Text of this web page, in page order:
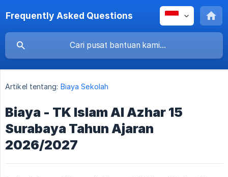
Frequently Asked Questions
Artikel tentang: Biaya Sekolah
Biaya - TK Islam Al Azhar 15
Surabaya Tahun Ajaran
2026/2027